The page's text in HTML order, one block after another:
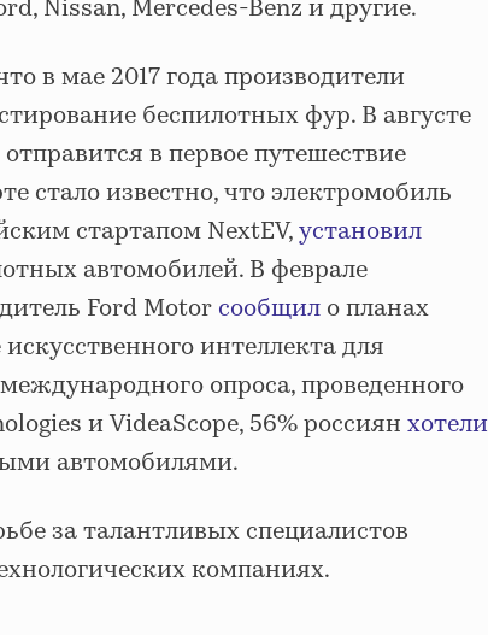
Nissan, Mercedes-Benz и другие.
в мае 2017 года производители
беспилотных фур. В августе
в первое путешествие
стало известно, что электромобиль
стартапом NextEV,установил
автомобилей. В феврале
Ford Motor сообщил о планах
интеллекта для
опроса, проведенного
и VideaScope, 56% россиян хотели
автомобилями.
за талантливых специалистов
компаниях.